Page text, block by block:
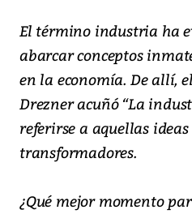
El término industria ha
abarcar conceptos
en la economía. De allí,
Drezner acuñó “La
referirse a aquellas
transformadores.
¿Qué mejor momento